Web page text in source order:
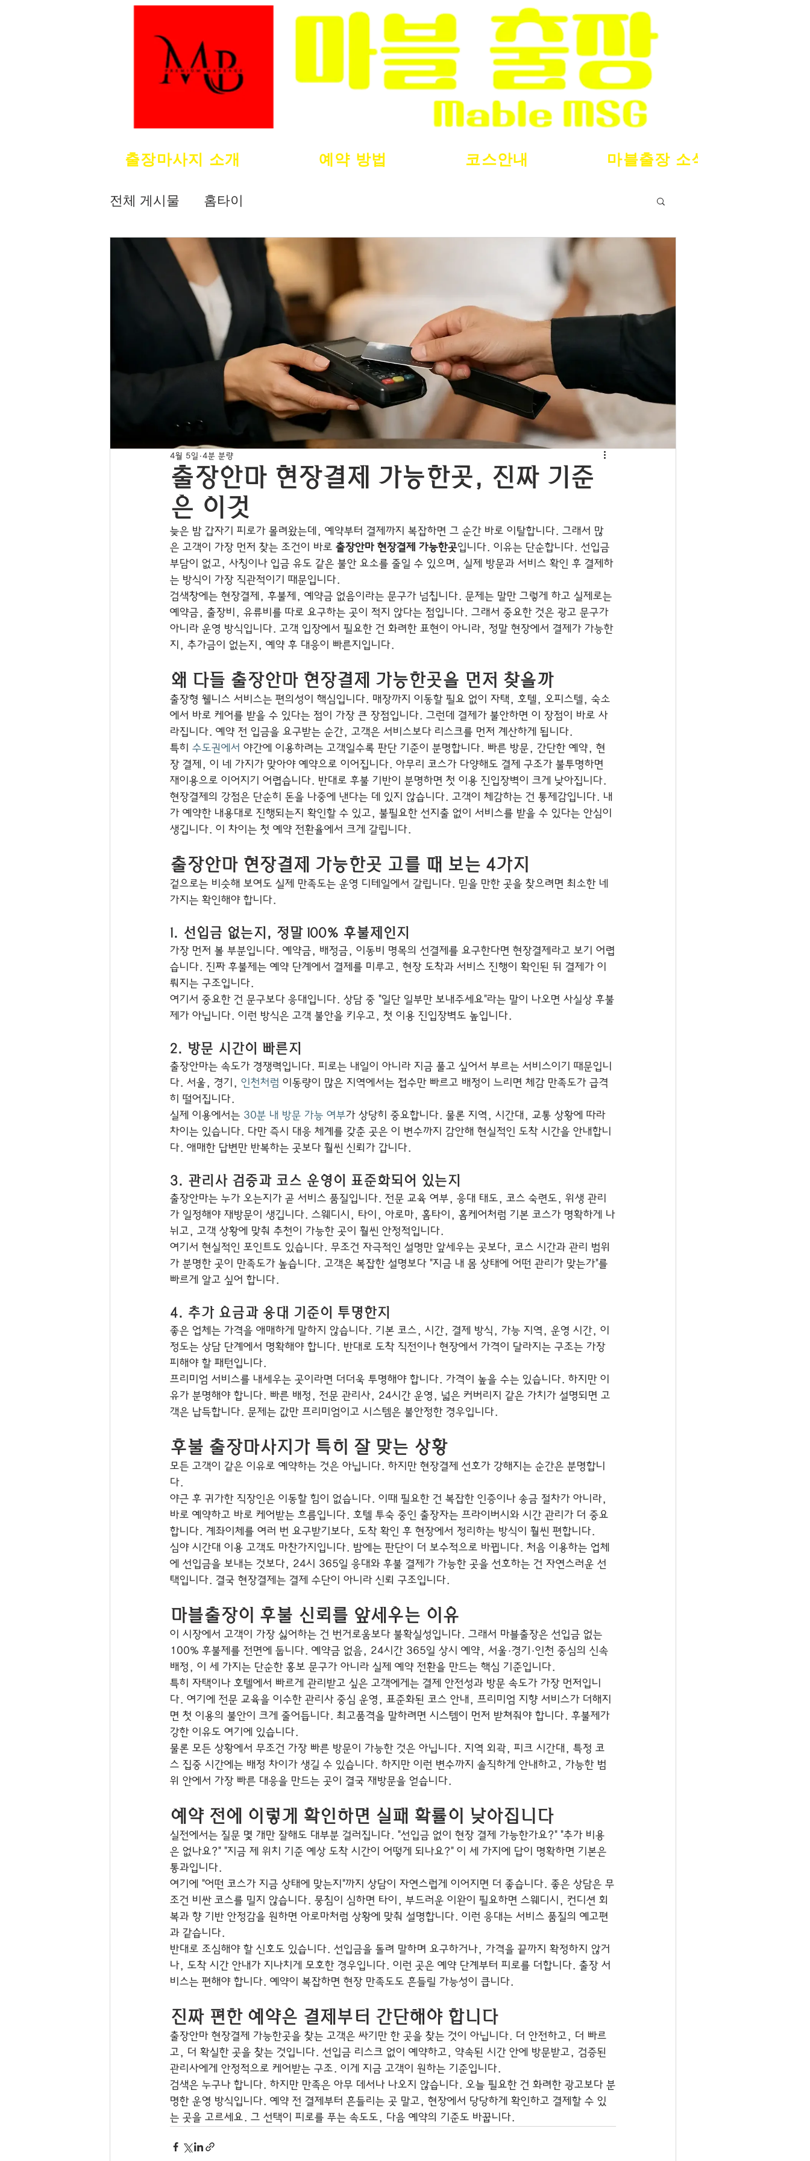
출장마사지 소개 예약 방법 코스안내 마블출장 소식
전체 게시물 홈타이
출장안마 현장결제 가능한곳, 진짜 기준
은 이것
4월 5일 4분 분량
늦은 밤 갑자기 피로가 몰려왔는데, 예약부터 결제까지 복잡하면 그 순간 바로 이탈합니다. 그래서 많
은 고객이 가장 먼저 찾는 조건이 바로 출장안마 현장결제 가능한곳입니다. 이유는 단순합니다. 선입금
부담이 없고, 사칭이나 입금 유도 같은 불안 요소를 줄일 수 있으며, 실제 방문과 서비스 확인 후 결제하
는 방식이 가장 직관적이기 때문입니다.
검색창에는 현장결제, 후불제, 예약금 없음이라는 문구가 넘칩니다. 문제는 말만 그렇게 하고 실제로는
예약금, 출장비, 유류비를 따로 요구하는 곳이 적지 않다는 점입니다. 그래서 중요한 것은 광고 문구가
아니라 운영 방식입니다. 고객 입장에서 필요한 건 화려한 표현이 아니라, 정말 현장에서 결제가 가능한
지, 추가금이 없는지, 예약 후 대응이 빠른지입니다.
왜 다들 출장안마 현장결제 가능한곳을 먼저 찾을까
출장형 웰니스 서비스는 편의성이 핵심입니다. 매장까지 이동할 필요 없이 자택, 호텔, 오피스텔, 숙소
에서 바로 케어를 받을 수 있다는 점이 가장 큰 장점입니다. 그런데 결제가 불안하면 이 장점이 바로 사
라집니다. 예약 전 입금을 요구받는 순간, 고객은 서비스보다 리스크를 먼저 계산하게 됩니다.
특히 수도권에서 야간에 이용하려는 고객일수록 판단 기준이 분명합니다. 빠른 방문, 간단한 예약, 현
장 결제, 이 네 가지가 맞아야 예약으로 이어집니다. 아무리 코스가 다양해도 결제 구조가 불투명하면
재이용으로 이어지기 어렵습니다. 반대로 후불 기반이 분명하면 첫 이용 진입장벽이 크게 낮아집니다.
현장결제의 강점은 단순히 돈을 나중에 낸다는 데 있지 않습니다. 고객이 체감하는 건 통제감입니다. 내
가 예약한 내용대로 진행되는지 확인할 수 있고, 불필요한 선지출 없이 서비스를 받을 수 있다는 안심이
생깁니다. 이 차이는 첫 예약 전환율에서 크게 갈립니다.
출장안마 현장결제 가능한곳 고를 때 보는 4가지
겉으로는 비슷해 보여도 실제 만족도는 운영 디테일에서 갈립니다. 믿을 만한 곳을 찾으려면 최소한 네
가지는 확인해야 합니다.
1. 선입금 없는지, 정말 100% 후불제인지
가장 먼저 볼 부분입니다. 예약금, 배정금, 이동비 명목의 선결제를 요구한다면 현장결제라고 보기 어렵
습니다. 진짜 후불제는 예약 단계에서 결제를 미루고, 현장 도착과 서비스 진행이 확인된 뒤 결제가 이
뤄지는 구조입니다.
여기서 중요한 건 문구보다 응대입니다. 상담 중 "일단 일부만 보내주세요"라는 말이 나오면 사실상 후불
제가 아닙니다. 이런 방식은 고객 불안을 키우고, 첫 이용 진입장벽도 높입니다.
2. 방문 시간이 빠른지
출장안마는 속도가 경쟁력입니다. 피로는 내일이 아니라 지금 풀고 싶어서 부르는 서비스이기 때문입니
다. 서울, 경기, 인천처럼 이동량이 많은 지역에서는 접수만 빠르고 배정이 느리면 체감 만족도가 급격
히 떨어집니다.
실제 이용에서는 30분 내 방문 가능 여부가 상당히 중요합니다. 물론 지역, 시간대, 교통 상황에 따라
차이는 있습니다. 다만 즉시 대응 체계를 갖춘 곳은 이 변수까지 감안해 현실적인 도착 시간을 안내합니
다. 애매한 답변만 반복하는 곳보다 훨씬 신뢰가 갑니다.
3. 관리사 검증과 코스 운영이 표준화되어 있는지
출장안마는 누가 오는지가 곧 서비스 품질입니다. 전문 교육 여부, 응대 태도, 코스 숙련도, 위생 관리
가 일정해야 재방문이 생깁니다. 스웨디시, 타이, 아로마, 홈타이, 홈케어처럼 기본 코스가 명확하게 나
뉘고, 고객 상황에 맞춰 추천이 가능한 곳이 훨씬 안정적입니다.
여기서 현실적인 포인트도 있습니다. 무조건 자극적인 설명만 앞세우는 곳보다, 코스 시간과 관리 범위
가 분명한 곳이 만족도가 높습니다. 고객은 복잡한 설명보다 "지금 내 몸 상태에 어떤 관리가 맞는가"를
빠르게 알고 싶어 합니다.
4. 추가 요금과 응대 기준이 투명한지
좋은 업체는 가격을 애매하게 말하지 않습니다. 기본 코스, 시간, 결제 방식, 가능 지역, 운영 시간, 이
정도는 상담 단계에서 명확해야 합니다. 반대로 도착 직전이나 현장에서 가격이 달라지는 구조는 가장
피해야 할 패턴입니다.
프리미엄 서비스를 내세우는 곳이라면 더더욱 투명해야 합니다. 가격이 높을 수는 있습니다. 하지만 이
유가 분명해야 합니다. 빠른 배정, 전문 관리사, 24시간 운영, 넓은 커버리지 같은 가치가 설명되면 고
객은 납득합니다. 문제는 값만 프리미엄이고 시스템은 불안정한 경우입니다.
후불 출장마사지가 특히 잘 맞는 상황
모든 고객이 같은 이유로 예약하는 것은 아닙니다. 하지만 현장결제 선호가 강해지는 순간은 분명합니
다.
야근 후 귀가한 직장인은 이동할 힘이 없습니다. 이때 필요한 건 복잡한 인증이나 송금 절차가 아니라,
바로 예약하고 바로 케어받는 흐름입니다. 호텔 투숙 중인 출장자는 프라이버시와 시간 관리가 더 중요
합니다. 계좌이체를 여러 번 요구받기보다, 도착 확인 후 현장에서 정리하는 방식이 훨씬 편합니다.
심야 시간대 이용 고객도 마찬가지입니다. 밤에는 판단이 더 보수적으로 바뀝니다. 처음 이용하는 업체
에 선입금을 보내는 것보다, 24시 365일 응대와 후불 결제가 가능한 곳을 선호하는 건 자연스러운 선
택입니다. 결국 현장결제는 결제 수단이 아니라 신뢰 구조입니다.
마블출장이 후불 신뢰를 앞세우는 이유
이 시장에서 고객이 가장 싫어하는 건 번거로움보다 불확실성입니다. 그래서 마블출장은 선입금 없는
100% 후불제를 전면에 둡니다. 예약금 없음, 24시간 365일 상시 예약, 서울·경기·인천 중심의 신속
배정, 이 세 가지는 단순한 홍보 문구가 아니라 실제 예약 전환을 만드는 핵심 기준입니다.
특히 자택이나 호텔에서 빠르게 관리받고 싶은 고객에게는 결제 안전성과 방문 속도가 가장 먼저입니
다. 여기에 전문 교육을 이수한 관리사 중심 운영, 표준화된 코스 안내, 프리미엄 지향 서비스가 더해지
면 첫 이용의 불안이 크게 줄어듭니다. 최고품격을 말하려면 시스템이 먼저 받쳐줘야 합니다. 후불제가
강한 이유도 여기에 있습니다.
물론 모든 상황에서 무조건 가장 빠른 방문이 가능한 것은 아닙니다. 지역 외곽, 피크 시간대, 특정 코
스 집중 시간에는 배정 차이가 생길 수 있습니다. 하지만 이런 변수까지 솔직하게 안내하고, 가능한 범
위 안에서 가장 빠른 대응을 만드는 곳이 결국 재방문을 얻습니다.
예약 전에 이렇게 확인하면 실패 확률이 낮아집니다
실전에서는 질문 몇 개만 잘해도 대부분 걸러집니다. "선입금 없이 현장 결제 가능한가요?" "추가 비용
은 없나요?" "지금 제 위치 기준 예상 도착 시간이 어떻게 되나요?" 이 세 가지에 답이 명확하면 기본은
통과입니다.
여기에 "어떤 코스가 지금 상태에 맞는지"까지 상담이 자연스럽게 이어지면 더 좋습니다. 좋은 상담은 무
조건 비싼 코스를 밀지 않습니다. 뭉침이 심하면 타이, 부드러운 이완이 필요하면 스웨디시, 컨디션 회
복과 향 기반 안정감을 원하면 아로마처럼 상황에 맞춰 설명합니다. 이런 응대는 서비스 품질의 예고편
과 같습니다.
반대로 조심해야 할 신호도 있습니다. 선입금을 돌려 말하며 요구하거나, 가격을 끝까지 확정하지 않거
나, 도착 시간 안내가 지나치게 모호한 경우입니다. 이런 곳은 예약 단계부터 피로를 더합니다. 출장 서
비스는 편해야 합니다. 예약이 복잡하면 현장 만족도도 흔들릴 가능성이 큽니다.
진짜 편한 예약은 결제부터 간단해야 합니다
출장안마 현장결제 가능한곳을 찾는 고객은 싸기만 한 곳을 찾는 것이 아닙니다. 더 안전하고, 더 빠르
고, 더 확실한 곳을 찾는 것입니다. 선입금 리스크 없이 예약하고, 약속된 시간 안에 방문받고, 검증된
관리사에게 안정적으로 케어받는 구조. 이게 지금 고객이 원하는 기준입니다.
검색은 누구나 합니다. 하지만 만족은 아무 데서나 나오지 않습니다. 오늘 필요한 건 화려한 광고보다 분
명한 운영 방식입니다. 예약 전 결제부터 흔들리는 곳 말고, 현장에서 당당하게 확인하고 결제할 수 있
는 곳을 고르세요. 그 선택이 피로를 푸는 속도도, 다음 예약의 기준도 바꿉니다.